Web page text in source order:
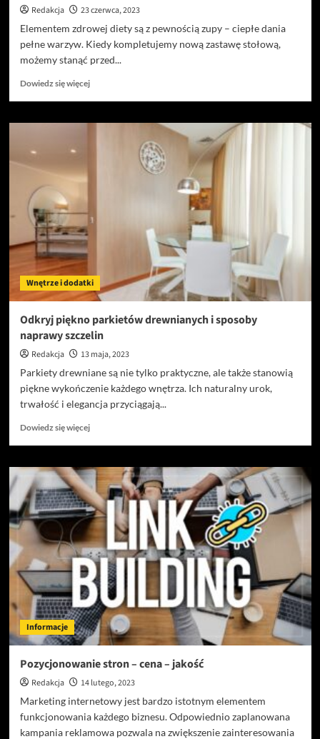
Redakcja
23 czerwca, 2023
Elementem zdrowej diety są z pewnością zupy – ciepłe dania
pełne warzyw. Kiedy kompletujemy nową zastawę stołową,
możemy stanąć przed...
Dowiedz się więcejDowiedz
o
wybrać?
Podpowiadamy!
Wnętrze i dodatki
Odkryj piękno parkietów drewnianych i sposoby
naprawy szczelin
Redakcja
13 maja, 2023
Parkiety drewniane są nie tylko praktyczne, ale także stanowią
piękne wykończenie każdego wnętrza. Ich naturalny urok,
trwałość i elegancja przyciągają...
Dowiedz się więcejDowiedz
o
Odkryj
piękno
parkietów
drewnianych
sposoby
naprawy
szczelin
Informacje
Pozycjonowanie stron – cena – jakość
Redakcja
14 lutego, 2023
Marketing internetowy jest bardzo istotnym elementem
funkcjonowania każdego biznesu. Odpowiednio zaplanowana
kampania reklamowa pozwala na zwiększenie zainteresowania